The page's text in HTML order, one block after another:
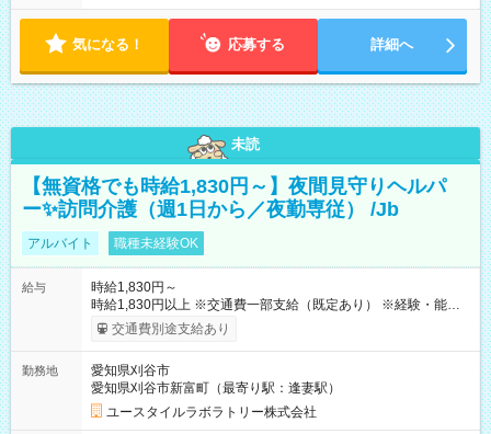
気になる！ 応募する 詳細へ
未読
【無資格でも時給1,830円～】夜間見守りヘルパ
ー✨訪問介護（週1日から／夜勤専従） /Jb
アルバイト 職種未経験OK
給与
時給1,830円～
時給1,830円以上 ※交通費一部支給（既定あり） ※経験・能力を
考慮して決定します 【収入例】 週1回勤務の場合：1,830円×8時
間×4回=5万8,560円 週3回勤務の場合：1,830円×8時間×12回
月 ※ 雇用形態と給与に、本採用時と異なる部分があります。 雇
用形態：本採用時と同じです。 給与：時給 1,570円以上
交通費別途支給あり
勤務地
愛知県刈谷市
愛知県刈谷市新富町（最寄り駅：逢妻駅）
ユースタイルラボラトリー株式会社